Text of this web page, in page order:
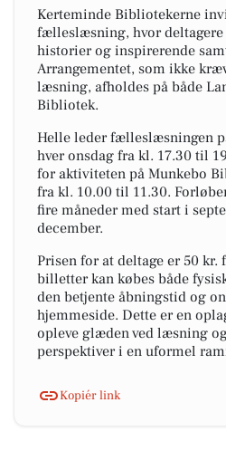
Kerteminde Bibliotekerne
fælleslæsning, hvor
historier og inspirerende
Arrangementet, som ikke
læsning, afholdes på både
Bibliotek.
Helle leder fælleslæsningen
hver onsdag fra kl. 17.30 til
for aktiviteten på Munkebo
fra kl. 10.00 til 11.30.
fire måneder med start i
december.
Prisen for at deltage er 50
billetter kan købes både
den betjente åbningstid og
hjemmeside. Dette er en
opleve glæden ved læsning
perspektiver i en uformel
Kopiér link